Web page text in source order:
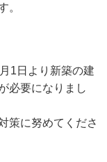
。
1日より新築の建
必要になりまし
策に努めてくださ